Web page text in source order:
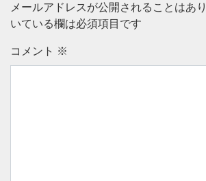
メールアドレスが公開されることはあり
いている欄は必須項目です
コメント ※